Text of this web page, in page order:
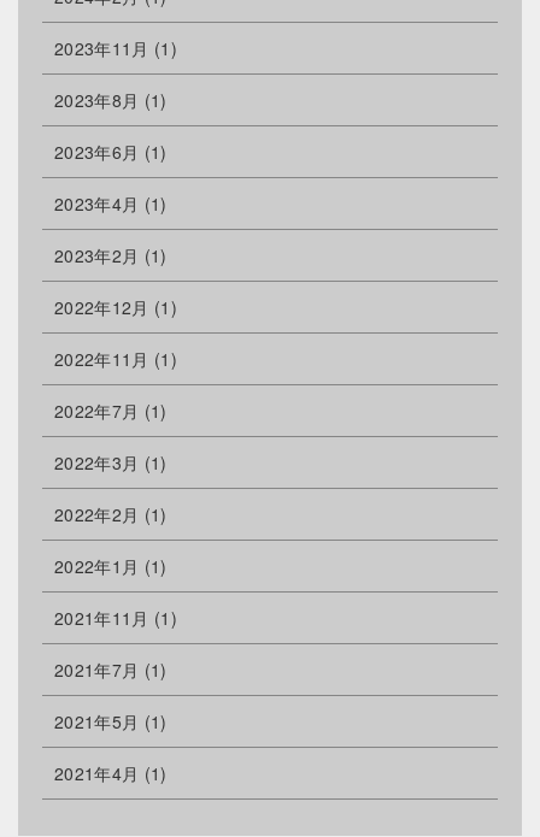
2023年11月 (1)
2023年8月 (1)
2023年6月 (1)
2023年4月 (1)
2023年2月 (1)
2022年12月 (1)
2022年11月 (1)
2022年7月 (1)
2022年3月 (1)
2022年2月 (1)
2022年1月 (1)
2021年11月 (1)
2021年7月 (1)
2021年5月 (1)
2021年4月 (1)